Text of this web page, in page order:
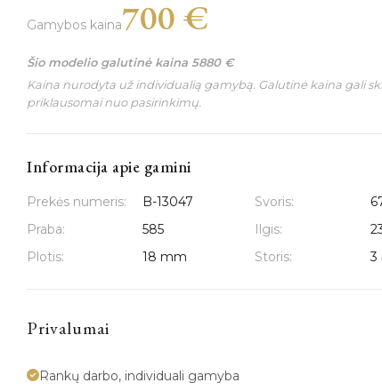
Gamybos kaina700 €
Šio modelio galutinė kaina 5880 €
Kaina nurodyta už individualią gamybą. Galutinė kaina gali
priklausomai nuo pasirinkimų.
Informacija apie gamini
Prekės numeris: B-13047 Svoris:
Praba:
585 Ilgis:
Plotis:
18 mm Storis: 3
Privalumai
Rankų darbo, individuali gamyba